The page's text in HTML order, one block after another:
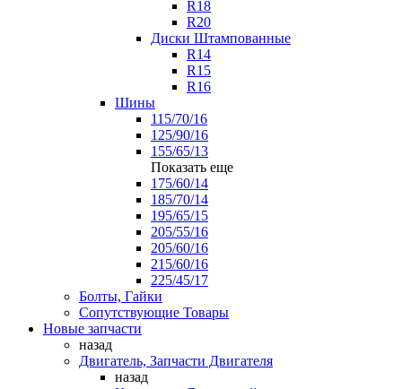
R18
R20
Диски Штампованные
R14
R15
R16
Шины
115/70/16
125/90/16
155/65/13
Показать еще
175/60/14
185/70/14
195/65/15
205/55/16
205/60/16
215/60/16
225/45/17
Болты, Гайки
Сопутствующие Товары
Новые запчасти
назад
Двигатель, Запчасти Двигателя
назад